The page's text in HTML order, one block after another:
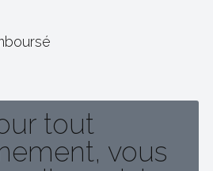
tout
vous